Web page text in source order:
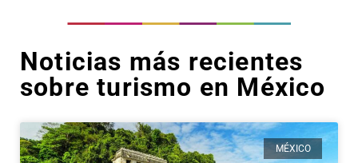
Noticias más recientes
sobre turismo en México
MÉXICO